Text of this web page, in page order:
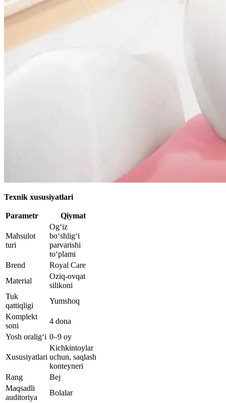
Texnik xususiyatlari
Parametr Qiymat
Mahsulot
turi
Og‘iz
bo‘shlig‘i
parvarishi
to‘plami
Brend
Royal Care
Material
Oziq-ovqat
silikoni
Tuk
qattiqligi
Yumshoq
Komplekt
soni
4 dona
Yosh oralig‘i 0–9 oy
Xususiyatlari
Kichkintoylar
uchun, saqlash
konteyneri
Rang
Bej
Maqsadli
auditoriya
Bolalar